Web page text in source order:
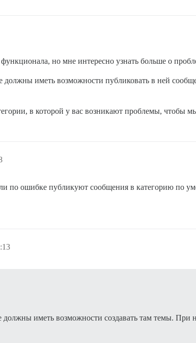
но мне интересно узнать больше о
должны иметь возможности публиковать в ней
в которой у вас возникают проблемы, чтобы
по ошибке публикуют сообщения в категорию по
должны иметь возможности создавать там темы.